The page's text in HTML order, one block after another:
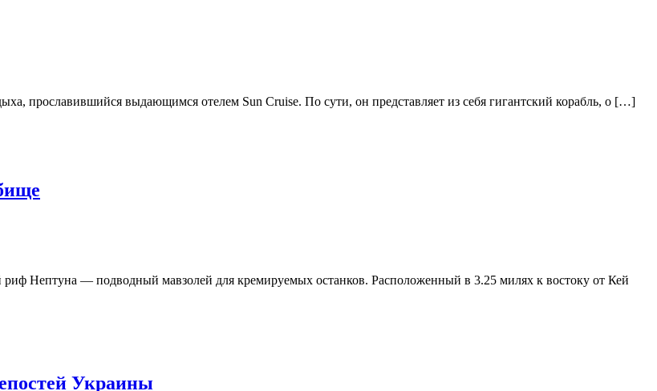
прославившийся выдающимся отелем Sun Cruise. По сути, он представляет из себя гигантский корабль, о […]
Нептуна — подводный мавзолей для кремируемых останков. Расположенный в 3.25 милях к востоку от Кей
Украины